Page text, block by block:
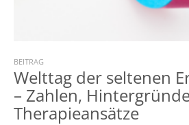
BEITRAG
Welttag der seltenen
– Zahlen,
Therapieansätze